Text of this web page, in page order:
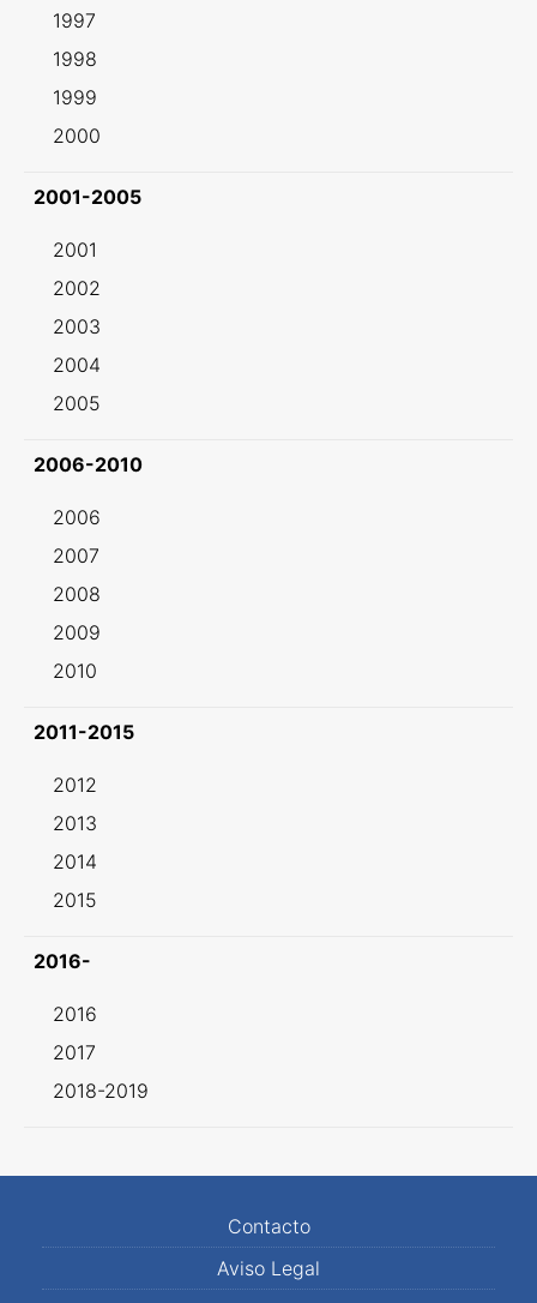
1997
1998
1999
2000
2001-2005
2001
2002
2003
2004
2005
2006-2010
2006
2007
2008
2009
2010
2011-2015
2012
2013
2014
2015
2016-
2016
2017
2018-2019
Contacto
Aviso Legal